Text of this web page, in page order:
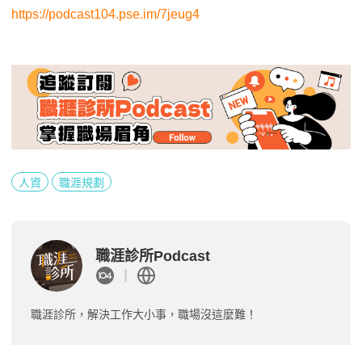
https://podcast104.pse.im/7jeug4
人資 職涯規劃
職涯診所Podcast
職涯診所，解決工作大小事，職場沒這麼難！